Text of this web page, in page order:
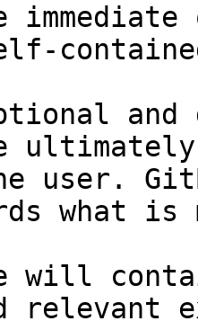
and
user.
what
will
relevant